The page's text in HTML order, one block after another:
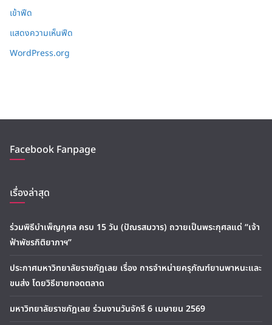
เข้าฟีด
แสดงความเห็นฟีด
WordPress.org
Facebook Fanpage
เรื่องล่าสุด
ร่วมพิธีบำเพ็ญกุศล ครบ 15 วัน (ปัณรสมวาร) ถวายเป็นพระกุศลแด่ “เจ้า
ฟ้าพัชรกิติยาภาฯ”
ประกาศมหาวิทยาลัยราชภัฏเลย เรื่อง การจำหน่ายครุภัณฑ์ยานพาหนะและ
ขนส่ง โดยวิธีขายทอดตลาด
มหาวิทยาลัยราชภัฏเลย ร่วมงานวันจักรี 6 เมษายน 2569